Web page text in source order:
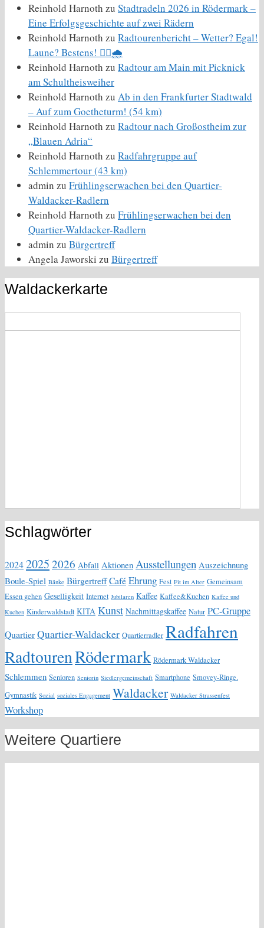
Reinhold Harnoth zu Stadtradeln 2026 in Rödermark –
Eine Erfolgsgeschichte auf zwei Rädern
Reinhold Harnoth zu Radtourenbericht – Wetter? Egal!
Laune? Bestens! 🚴‍♀️🌧️
Reinhold Harnoth zu Radtour am Main mit Picknick
am Schultheisweiher
Reinhold Harnoth zu Ab in den Frankfurter Stadtwald
– Auf zum Goetheturm! (54 km)
Reinhold Harnoth zu Radtour nach Großostheim zur
„Blauen Adria“
Reinhold Harnoth zu Radfahrgruppe auf
Schlemmertour (43 km)
admin zu Frühlingserwachen bei den Quartier-
Waldacker-Radlern
Reinhold Harnoth zu Frühlingserwachen bei den
Quartier-Waldacker-Radlern
admin zu Bürgertreff
Angela Jaworski zu Bürgertreff
Waldackerkarte
Schlagwörter
20242025 2026 Abfall Aktionen Ausstellungen Auszeichnung
Boule-Spiel Bänke BürgertreffCaféEhrung Fest Fit im Alter Gemeinsam
Essen gehen Geselligkeit Internet Jubilaren Kaffee Kaffee&Kuchen Kaffee und
Kuchen Kinderwaldstadt KITA Kunst Nachmittagskaffee Natur PC-Gruppe
QuartierQuartier-Waldacker Quartierradler Radfahren
RadtourenRödermark Rödermark Waldacker
Schlemmen Senioren Seniorin Siedlergemeinschaft Smartphone Smovey-Ringe.
Gymnastik Sozial soziales Engagement Waldacker Waldacker Strassenfest
Workshop
Weitere Quartiere